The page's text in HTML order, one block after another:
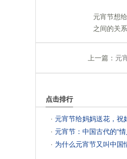
元宵节想
之间的关
上一篇： 元
点击排行
· 元宵节给妈妈送花，祝
· 元宵节：中国古代的“情
· 为什么元宵节又叫中国